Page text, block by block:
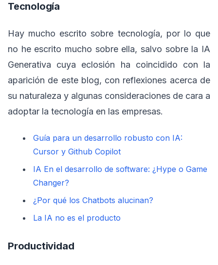
Tecnología
Hay mucho escrito sobre tecnología, por lo que
no he escrito mucho sobre ella, salvo sobre la IA
Generativa cuya eclosión ha coincidido con la
aparición de este blog, con reflexiones acerca de
su naturaleza y algunas consideraciones de cara a
adoptar la tecnología en las empresas.
Guía para un desarrollo robusto con IA:
Cursor y Github Copilot
IA En el desarrollo de software: ¿Hype o Game
Changer?
¿Por qué los Chatbots alucinan?
La IA no es el producto
Productividad